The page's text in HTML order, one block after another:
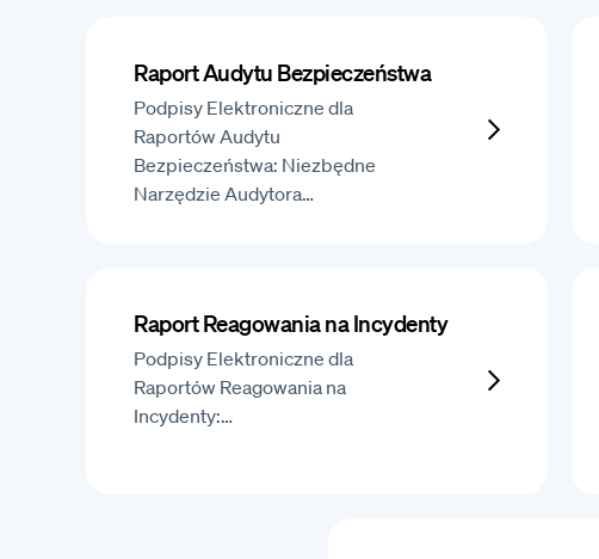
Raport Audytu Bezpieczeństwa
Podpisy Elektroniczne dla
Raportów Audytu
Bezpieczeństwa: Niezbędne
Narzędzie Audytora…
Raport Reagowania na Incydenty
Podpisy Elektroniczne dla
Raportów Reagowania na
Incydenty:…